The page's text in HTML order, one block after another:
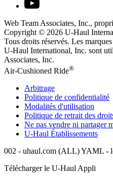
Web Team Associates, Inc.,
Copyright © 2026 U-Haul
Tous droits réservés. Les
U-Haul International, Inc. sont
Associates, Inc.
Air-Cushioned Ride®
Arbitrage
Politique de confidentialité
Modalités d'utilisation
Politique de retrait des
Ne pas vendre ni partager
U-Haul Établissements
002 - uhaul.com (ALL) YAML -
Télécharger le U-Haul Appli